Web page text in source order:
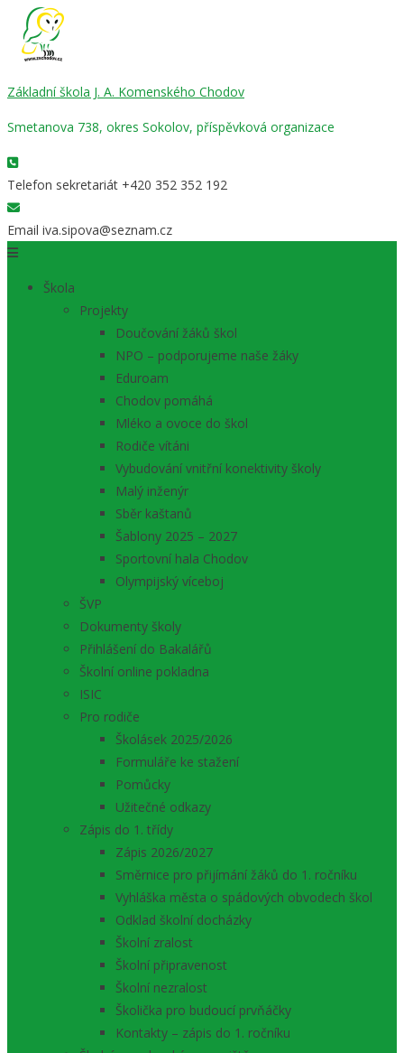
Základní škola J. A. Komenského Chodov
Smetanova 738, okres Sokolov, příspěvková organizace
Telefon sekretariát +420 352 352 192
Email iva.sipova@seznam.cz
Škola
Projekty
Doučování žáků škol
NPO – podporujeme naše žáky
Eduroam
Chodov pomáhá
Mléko a ovoce do škol
Rodiče vítáni
Vybudování vnitřní konektivity školy
Malý inženýr
Sběr kaštanů
Šablony 2025 – 2027
Sportovní hala Chodov
Olympijský víceboj
ŠVP
Dokumenty školy
Přihlášení do Bakalářů
Školní online pokladna
ISIC
Pro rodiče
Školásek 2025/2026
Formuláře ke stažení
Pomůcky
Užitečné odkazy
Zápis do 1. třídy
Zápis 2026/2027
Směrnice pro přijímání žáků do 1. ročníku
Vyhláška města o spádových obvodech škol
Odklad školní docházky
Školní zralost
Školní připravenost
Školní nezralost
Školička pro budoucí prvňáčky
Kontakty – zápis do 1. ročníku